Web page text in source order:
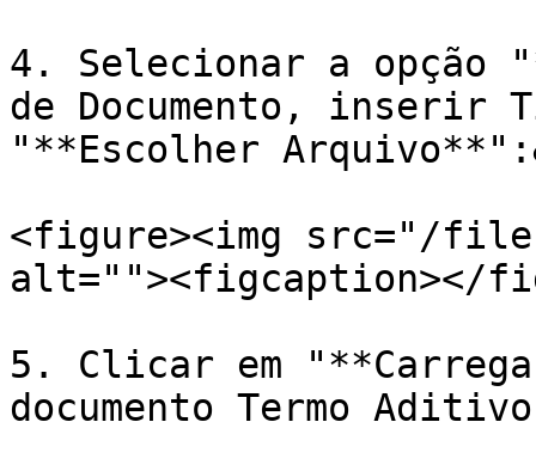
4. Selecionar a opção
de Documento, inserir
"**Escolher
<figure><img src="/
alt=""><figcaption></
5. Clicar em
documento Termo